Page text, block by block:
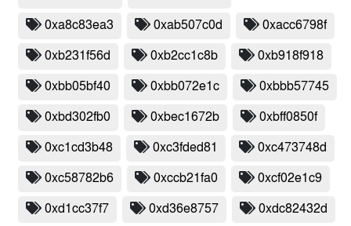
0xa8c83ea3 0xab507c0d 0xacc6798f
0xb231f56d 0xb2cc1c8b 0xb918f918
0xbb05bf40 0xbb072e1c 0xbbb57745
0xbd302fb0 0xbec1672b 0xbff0850f
0xc1cd3b48 0xc3fded81 0xc473748d
0xc58782b6 0xccb21fa0 0xcf02e1c9
0xd1cc37f7 0xd36e8757 0xdc82432d